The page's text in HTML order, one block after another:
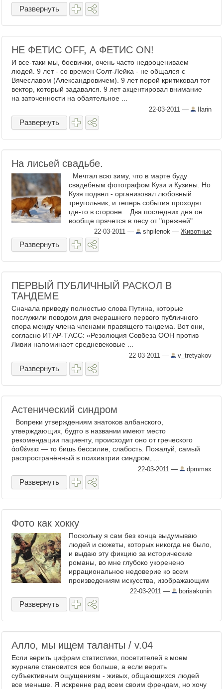
Развернуть
НЕ ФЕТИС OFF, А ФЕТИС ON!
И все-таки мы, боевички, очень часто недооцениваем
людей. 9 лет - со времен Солт-Лейка - не общался с
Вячеславом (Александровичем). 9 лет порой критиковал тот
вектор, который задавался. 9 лет акцентировал внимание
на заточенности на обаятельное ...
22-03-2011 — Ilarin
Развернуть
На лисьей свадьбе.
Мечтал всю зиму, что в марте буду
свадебным фотографом Кузи и Кузины. Но
Кузя подвел - организовал любовный
треугольник, и теперь события проходят
где-то в стороне. Два последних дня он
вообще прячется в лесу от "прежней"
Кузины и ...22-03-2011 — shpilenok — Животные
Развернуть
ПЕРВЫЙ ПУБЛИЧНЫЙ РАСКОЛ В
ТАНДЕМЕ
Сначала приведу полностью слова Путина, которые
послужили поводом для вчерашнего первого публичного
спора между члена членами правящего тандема. Вот они,
согласно ИТАР-ТАСС: «Резолюция Совбеза ООН против
Ливии напоминает средневековые ...
22-03-2011 — v_tretyakov
Развернуть
Астенический синдром
Вопреки утверждениям знатоков албанского,
утверждающих, будто в названии имеют место
рекомендации пациенту, происходит оно от греческого
ἀσθένεια — то бишь бессилие, слабость. Пожалуй, самый
распространённый в психиатрии синдром, ...
22-03-2011 — dpmmax
Развернуть
Фото как хокку
Поскольку я сам без конца выдумываю
людей и сюжеты, которых никогда не было,
и выдаю эту фикцию за исторические
романы, во мне глубоко укоренено
иррациональное недоверие ко всем
произведениям искусства, изображающим
персонажей и события ...
22-03-2011 — borisakunin
Развернуть
Алло, мы ищем таланты / v.04
Если верить цифрам статистики, посетителей в моем
журнале становится все больше, а если верить
субъективным ощущениям - живых, общающихся людей
все меньше. Я искренне рад всем своим френдам, но хочу